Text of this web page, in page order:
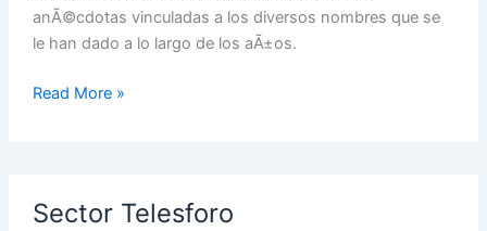
anÃ©cdotas vinculadas a los diversos nombres que se
le han dado a lo largo de los aÃ±os.
Read More »
Sector Telesforo
Telesforo